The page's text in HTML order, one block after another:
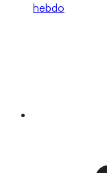
hebdo